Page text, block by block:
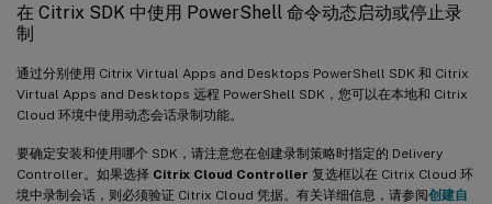
在 Citrix SDK 中使用 PowerShell 命令动态启动或停止录
制
通过分别使用 Citrix Virtual Apps and Desktops PowerShell SDK 和 Citrix
Virtual Apps and Desktops 远程 PowerShell SDK，您可以在本地和 Citrix
Cloud 环境中使用动态会话录制功能。
要确定安装和使用哪个 SDK，请注意您在创建录制策略时指定的 Delivery
Controller。如果选择 Citrix Cloud Controller 复选框以在 Citrix Cloud 环
境中录制会话，则必须验证 Citrix Cloud 凭据。有关详细信息，请参阅创建自